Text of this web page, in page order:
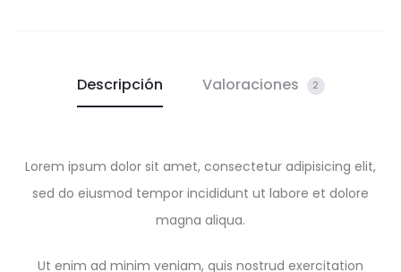
Descripción Valoraciones 2
Lorem ipsum dolor sit amet, consectetur adipisicing elit,
sed do eiusmod tempor incididunt ut labore et dolore
magna aliqua.
Ut enim ad minim veniam, quis nostrud exercitation